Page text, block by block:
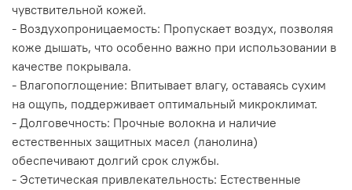
чувствительной кожей.
- Воздухопроницаемость: Пропускает воздух, позволяя
коже дышать, что особенно важно при использовании в
качестве покрывала.
- Влагопоглощение: Впитывает влагу, оставаясь сухим
на ощупь, поддерживает оптимальный микроклимат.
- Долговечность: Прочные волокна и наличие
естественных защитных масел (ланолина)
обеспечивают долгий срок службы.
- Эстетическая привлекательность: Естественные